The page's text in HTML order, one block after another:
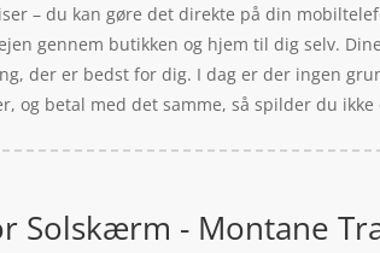
– du kan gøre det direkte på din
gennem butikken og hjem til dig selv.
der er bedst for dig. I dag er der ingen
og betal med det samme, så spilder du
Solskærm - Montane